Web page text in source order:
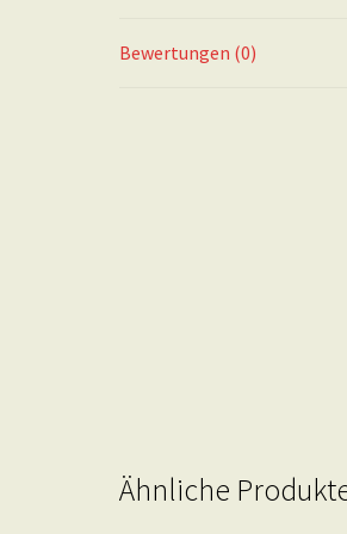
Bewertungen (0)
Ähnliche